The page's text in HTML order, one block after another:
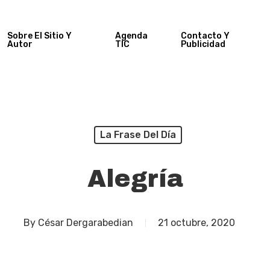
Sobre El Sitio Y
Autor
Agenda
TIC
Contacto Y
Publicidad
La Frase Del Día
Alegría
By César Dergarabedian 21 octubre, 2020